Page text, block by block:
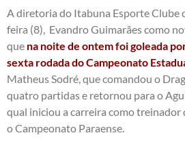
A diretoria do Itabuna Esporte Clube
feira (8), Evandro Guimarães como
que na noite de ontem foi goleada
sexta rodada do Campeonato
Matheus Sodré, que comandou o
quatro partidas e retornou para o
qual iniciou a carreira como
o Campeonato Paraense.